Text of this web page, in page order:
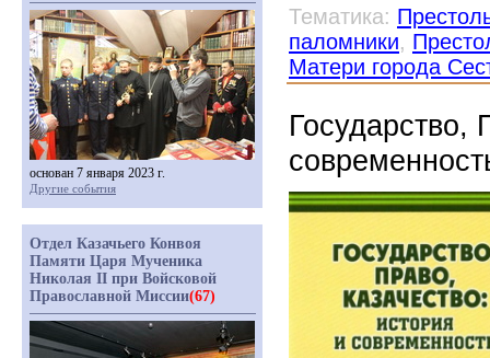
Тематика:
паломники,
Матери города
Государство,
основан 7 января 2023 г.
Другие события
Отдел Казачьего Конвоя
Памяти Царя Мученика
Николая II при Войсковой
Православной Миссии(67)